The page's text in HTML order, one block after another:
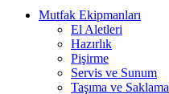
Mutfak Ekipmanları
El Aletleri
Hazırlık
Pişirme
Servis ve Sunum
Taşıma ve Saklama